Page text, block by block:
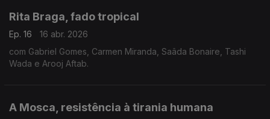
Rita Braga, fado tropical
Ep. 16
16 abr. 2026
com Gabriel Gomes, Carmen Miranda, Saâda Bonaire, Tashi
Wada e Arooj Aftab.
A Mosca, resistência à tirania humana